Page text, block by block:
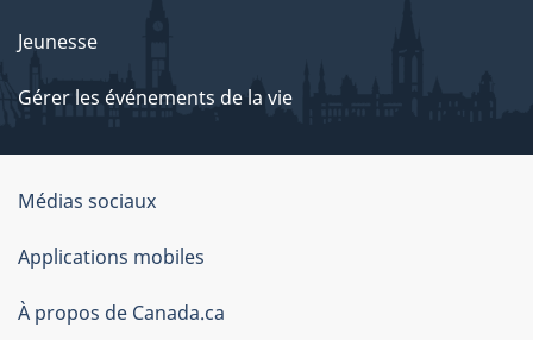
Jeunesse
Gérer les événements de la vie
Organisation
du
gouvernement
du
Médias sociaux
Applications mobiles
À propos de Canada.ca